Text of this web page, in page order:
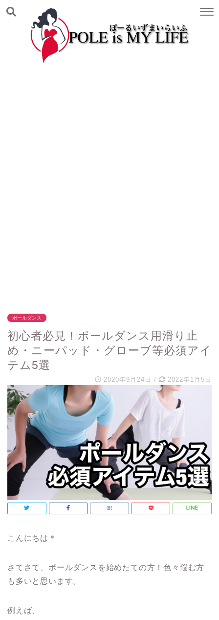
ポールダンス
初心者必見！ポールダンス用滑り止
め・ニーパッド・グローブ等必須アイ
テム5選
2020年9月24日 / 2022年1月5日
こんにちは＊
さてさて、ポールダンスを始めたての方！色々悩む方
も多いと思います。
例えば、